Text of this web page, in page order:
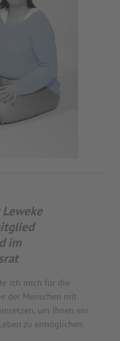
im
ich mich für die
der Menschen mit
um ihnen ein
zu ermöglichen.